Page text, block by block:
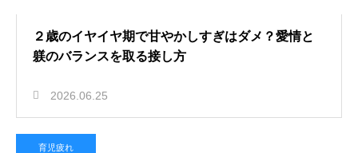
２歳のイヤイヤ期で甘やかしすぎはダメ？愛情と
躾のバランスを取る接し方
2026.06.25
育児疲れ